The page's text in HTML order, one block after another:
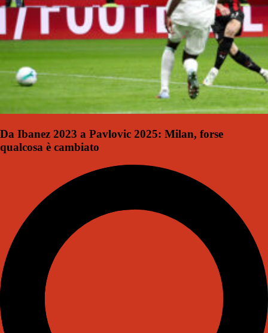
Da Ibanez 2023 a Pavlovic 2025: Milan, forse
qualcosa è cambiato